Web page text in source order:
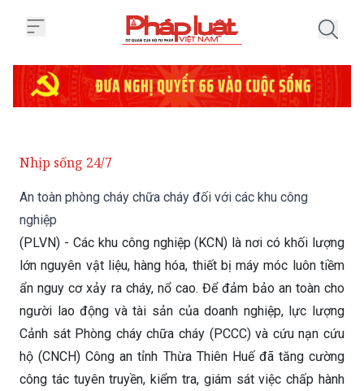
An toàn phòng cháy chữa cháy đối với các khu công
(PLVN) - Các khu công nghiệp (KCN) là nơi có khối lượng
lớn nguyên vật liệu, hàng hóa, thiết bị máy móc luôn tiềm
ẩn nguy cơ xảy ra cháy, nổ cao. Để đảm bảo an toàn cho
người lao động và tài sản của doanh nghiệp, lực lượng
Cảnh sát Phòng cháy chữa cháy (PCCC) và cứu nạn cứu
hộ (CNCH) Công an tỉnh Thừa Thiên Huế đã tăng cường
công tác tuyên truyền, kiểm tra, giám sát việc chấp hành
các quy định về phòng cháy, chữa cháy tại các KCN trên
địa bàn.